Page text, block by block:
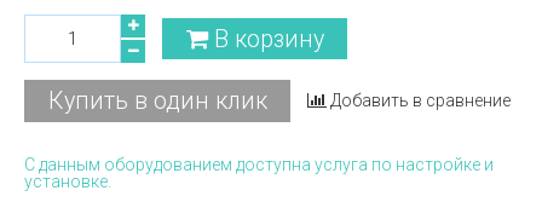
В корзину
Купить в один клик Добавить в сравнение
С данным оборудованием доступна услуга по настройке и
установке.